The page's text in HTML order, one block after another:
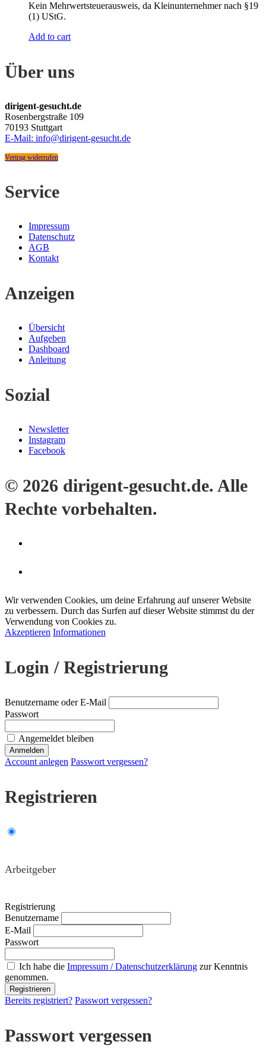
Kein Mehrwertsteuerausweis, da Kleinunternehmer nach §19
(1) UStG.
Add to cart
Über uns
dirigent-gesucht.de
Rosenbergstraße 109
70193 Stuttgart
E-Mail: info@dirigent-gesucht.de
Vertrag widerrufen
Service
Impressum
Datenschutz
AGB
Kontakt
Anzeigen
Übersicht
Aufgeben
Dashboard
Anleitung
Sozial
Newsletter
Instagram
Facebook
© 2026 dirigent-gesucht.de. Alle
Rechte vorbehalten.
Wir verwenden Cookies, um deine Erfahrung auf unserer Website
zu verbessern. Durch das Surfen auf dieser Website stimmst du der
Verwendung von Cookies zu.
Akzeptieren Informationen
Login / Registrierung
Benutzername oder E-Mail
Passwort
Angemeldet bleiben
Account anlegen Passwort vergessen?
Registrieren
Arbeitgeber
Registrierung
Benutzername
E-Mail
Passwort
Ich habe die Impressum / Datenschutzerklärung zur Kenntnis
genommen.
Bereits registriert? Passwort vergessen?
Passwort vergessen